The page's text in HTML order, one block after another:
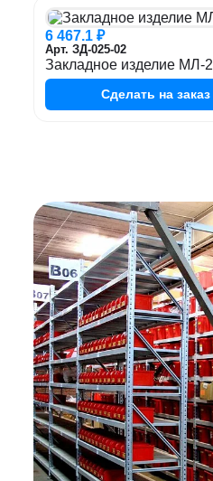
6 467.1 ₽
Арт. ЗД-025-02
Закладное изделие МЛ-2
Сделать на заказ